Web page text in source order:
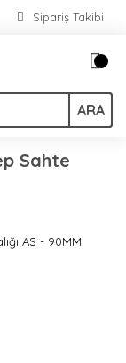
Sipariş Takibi
ARA
Sahte